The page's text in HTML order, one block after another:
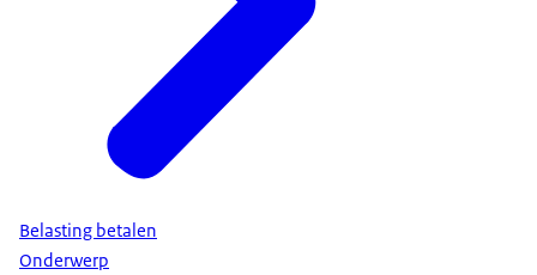
Belasting betalen
Onderwerp